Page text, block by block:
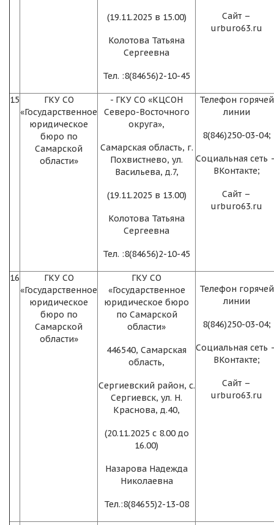
(19.11.2025 в 15.00)
Колотова Татьяна
Сергеевна
Тел. :8(84656)2-10-45
Сайт –
urburo63.ru
15
ГКУ СО
«Государственное
юридическое
бюро по
Самарской
области»
- ГКУ СО «КЦСОН
Северо-Восточного
округа»,
Самарская область, г.
Похвистнево, ул.
Васильева, д.7,
(19.11.2025 в 13.00)
Колотова Татьяна
Сергеевна
Тел. :8(84656)2-10-45
Телефон горячей
линии
8(846)250-03-04;
Социальная сеть
ВКонтакте;
Сайт –
urburo63.ru
16
ГКУ СО
«Государственное
юридическое
бюро по
Самарской
области»
ГКУ СО
«Государственное
юридическое бюро
по Самарской
области»
446540, Самарская
область,
Сергиевский район, с.
Сергиевск, ул. Н.
Краснова, д.40,
(20.11.2025 с 8.00 до
16.00)
Назарова Надежда
Николаевна
Тел.:8(84655)2-13-08
Телефон горячей
линии
8(846)250-03-04;
Социальная сеть
ВКонтакте;
Сайт –
urburo63.ru